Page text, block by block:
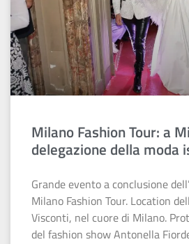
Milano Fashion Tour: a
delegazione della moda
Grande evento a conclusione
Milano Fashion Tour. Location
Visconti, nel cuore di Milano.
del fashion show Antonella